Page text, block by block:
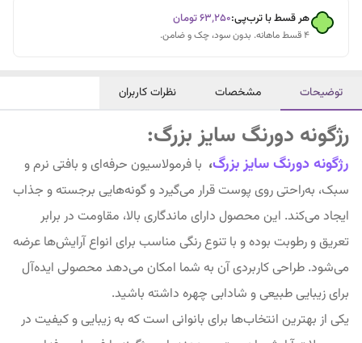
هر قسط با ترب‌پی:۶۳٬۲۵۰تومان
۴ قسط ماهانه. بدون سود، چک و ضامن.
توضیحات مشخصات نظرات کاربران
رژگونه دورنگ سایز بزرگ:
رژگونه دورنگ سایز بزرگ، با فرمولاسیون حرفه‌ای و بافتی نرم و
سبک، به‌راحتی روی پوست قرار می‌گیرد و گونه‌هایی برجسته و جذاب
ایجاد می‌کند. این محصول دارای ماندگاری بالا، مقاومت در برابر
تعریق و رطوبت بوده و با تنوع رنگی مناسب برای انواع آرایش‌ها عرضه
می‌شود. طراحی کاربردی آن به شما امکان می‌دهد محصولی ایده‌آل
برای زیبایی طبیعی و شادابی چهره داشته باشید.
یکی از بهترین انتخاب‌ها برای بانوانی است که به زیبایی و کیفیت در